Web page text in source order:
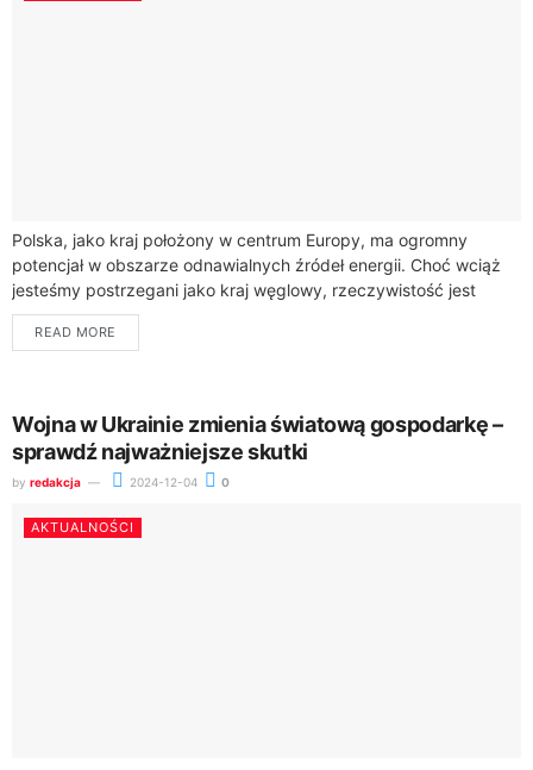
Polska, jako kraj położony w centrum Europy, ma ogromny
potencjał w obszarze odnawialnych źródeł energii. Choć wciąż
jesteśmy postrzegani jako kraj węglowy, rzeczywistość jest
znacznie bardziej złożona. Poznaj 5 nieoczywistych...
READ MORE
Wojna w Ukrainie zmienia światową gospodarkę –
sprawdź najważniejsze skutki
by redakcja 2024-12-04 0
AKTUALNOŚCI